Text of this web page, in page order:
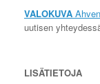
VALOKUVA
uutisen
LISÄTIETOJA